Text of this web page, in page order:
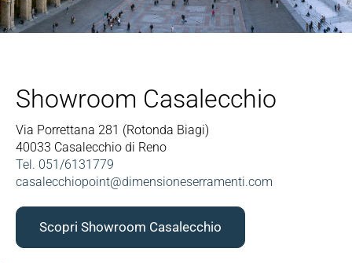
Showroom Casalecchio
Via Porrettana 281 (Rotonda Biagi)
40033 Casalecchio di Reno
Tel. 051/6131779
casalecchiopoint@dimensioneserramenti.com
Scopri Showroom Casalecchio